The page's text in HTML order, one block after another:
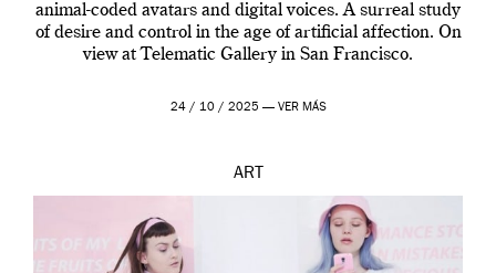
animal-coded avatars and digital voices. A surreal study
of desire and control in the age of artificial affection. On
view at Telematic Gallery in San Francisco.
24 / 10 / 2025 — VER MÁS
ART